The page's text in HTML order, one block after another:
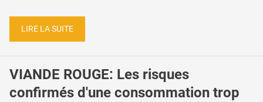
LIRE LA SUITE
VIANDE ROUGE: Les risques
confirmés d'une consommation trop